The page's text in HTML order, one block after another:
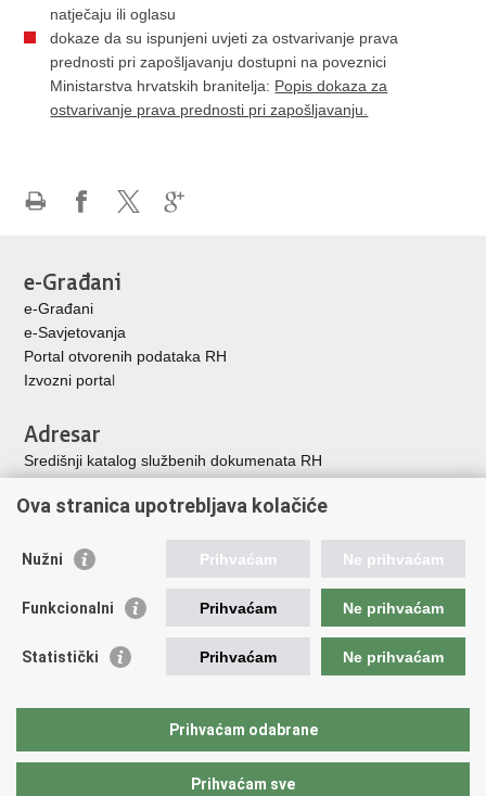
natječaju ili oglasu
dokaze da su ispunjeni uvjeti za ostvarivanje prava
prednosti pri zapošljavanju dostupni na poveznici
Ministarstva hrvatskih branitelja: Popis dokaza za
ostvarivanje prava prednosti pri zapošljavanju.
Facebooku
X-
e-Građani
e-Građani
e-Savjetovanja
Portal otvorenih podataka RH
Izvozni portal
Adresar
Središnji katalog službenih dokumenata RH
Adresar političkih stranaka u RH
Vlada Republike Hrvatske
Memorijalni centar Domovinskog rata Vukovar
Zaklada hrvatskih branitelja iz Domovinskog rata
Pučki pravobranitelj
Povjerenik za informiranje
Ova stranica upotrebljava kolačiće
Nužni Prihvaćam Ne prihvaćam
Funkcionalni Prihvaćam Ne prihvaćam
Statistički Prihvaćam Ne prihvaćam
Prihvaćam odabrane
Prihvaćam sve